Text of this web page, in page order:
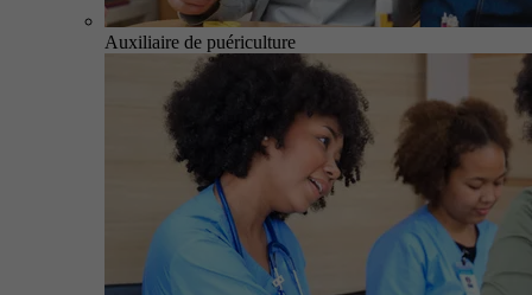
Auxiliaire de puériculture